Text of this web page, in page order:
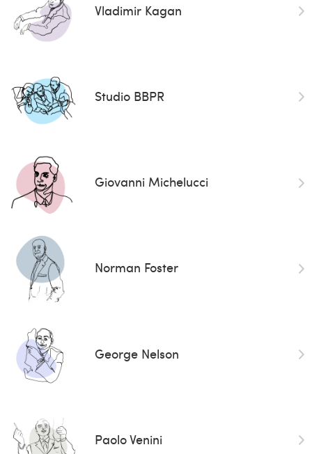
Vladimir Kagan
Studio BBPR
Giovanni Michelucci
Norman Foster
George Nelson
Paolo Venini